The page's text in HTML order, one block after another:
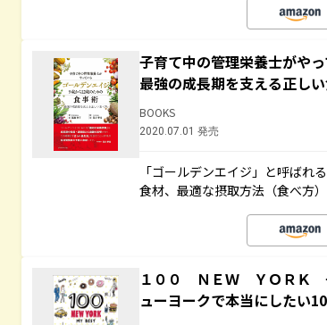
子育て中の管理栄養士がや
最強の成長期を支える正し
BOOKS
2020.07.01 発売
「ゴールデンエイジ」と呼ばれ
食材、最適な摂取方法（食べ方
１００ ＮＥＷ ＹＯＲＫ
ューヨークで本当にしたい